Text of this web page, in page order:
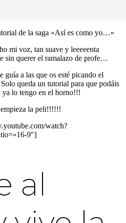
de la saga «Así es como yo…»
mi voz, tan suave y leeeeenta
sin querer el ramalazo de profe…
guía a las que os esté picando el
queda un tutorial para que podáis
ya lo tengo en el horno!!!
la peli!!!!!!
watch?
9″]
al